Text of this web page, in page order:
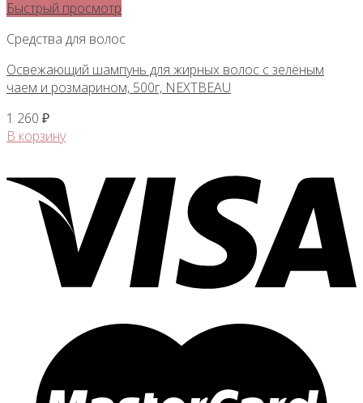
Быстрый просмотр
Средства для волос
Освежающий шампунь для жирных волос с зелёным
чаем и розмарином, 500г, NEXTBEAU
1 260 ₽
В корзину